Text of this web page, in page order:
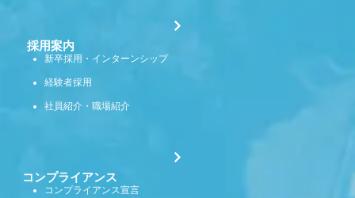
採用案内
新卒採用・インターンシップ
経験者採用
社員紹介・職場紹介
コンプライアンス
コンプライアンス宣言